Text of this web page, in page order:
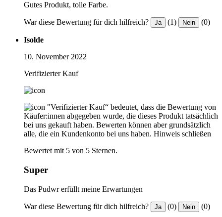
Gutes Produkt, tolle Farbe.
War diese Bewertung für dich hilfreich? Ja (1) Nein (0)
Isolde
10. November 2022
Verifizierter Kauf
"Verifizierter Kauf“ bedeutet, dass die Bewertung von
Käufer:innen abgegeben wurde, die dieses Produkt tatsächlich
bei uns gekauft haben. Bewerten können aber grundsätzlich
alle, die ein Kundenkonto bei uns haben. Hinweis schließen
Bewertet mit 5 von 5 Sternen.
Super
Das Pudwr erfüllt meine Erwartungen
War diese Bewertung für dich hilfreich? Ja (0) Nein (0)